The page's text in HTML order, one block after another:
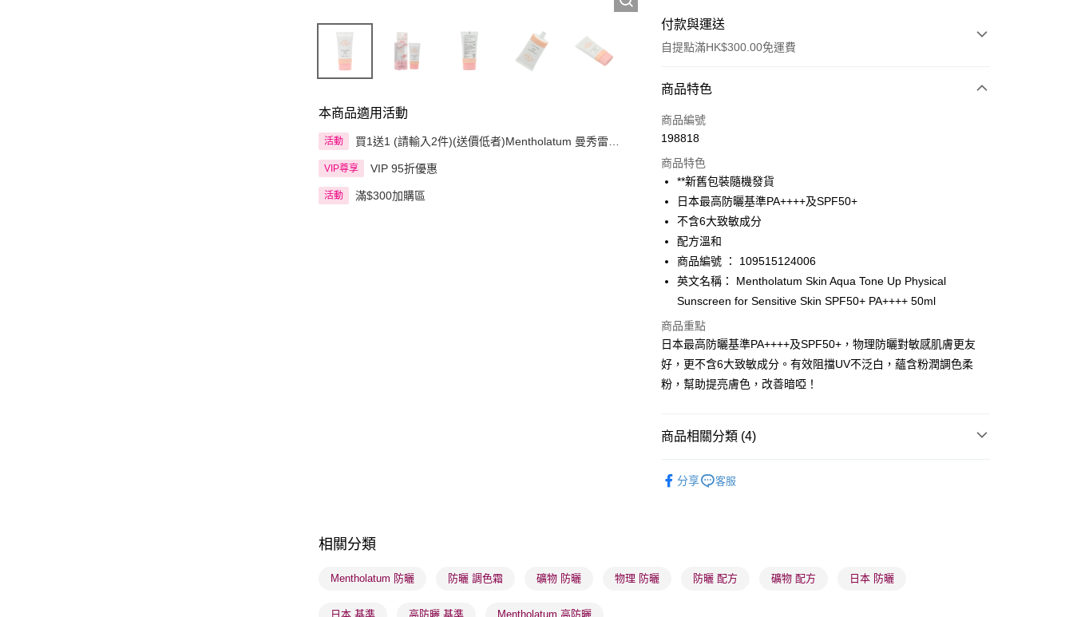
本商品適用活動
活動
買1送1 (請輸入2件)(送價低者)Mentholatum 曼秀雷敦
VIP尊享 VIP 95折優惠
活動 滿$300加購區
付款與運送
自提點滿HK$300.00免運費
付款方式
信用卡
AlipayHK
PayMe
WeChat Pay
BoC Pay
順豐自助櫃 - 確認發貨後1-3個工作天送達
每筆HK$65.00，滿HK$300.00或以上免運費
每筆HK$65.00，滿HK$300.00或以上免運費
商品特色
商品編號
198818
商品特色
**新舊包裝隨機發貨
日本最高防曬基準PA++++及SPF50+
不含6大致敏成分
配方溫和
商品編號 ： 109515124006
英文名稱： Mentholatum Skin Aqua Tone Up Physical
Sunscreen for Sensitive Skin SPF50+ PA++++ 50ml
商品重點
日本最高防曬基準PA++++及SPF50+，物理防曬對敏感肌膚更友
好，更不含6大致敏成分。有效阻擋UV不泛白，蘊含粉潤調色柔
粉，幫助提亮膚色，改善暗啞！
商品相關分類 (4)
分享 客服
相關分類
Mentholatum 防曬 防曬 調色霜 礦物 防曬 物理 防曬 防曬 配方 礦物 配方 日本 防曬
日本 基準 高防曬 基準 Mentholatum 高防曬